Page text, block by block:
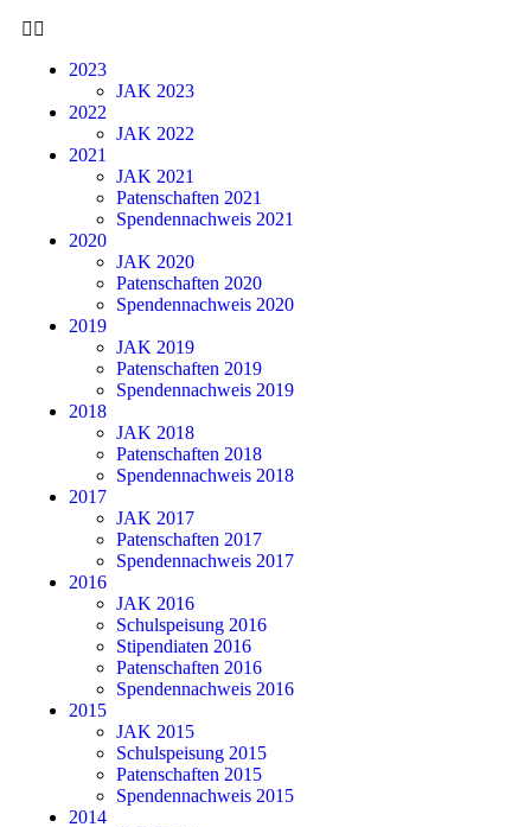
2023
JAK 2023
2022
JAK 2022
2021
JAK 2021
Patenschaften 2021
Spendennachweis 2021
2020
JAK 2020
Patenschaften 2020
Spendennachweis 2020
2019
JAK 2019
Patenschaften 2019
Spendennachweis 2019
2018
JAK 2018
Patenschaften 2018
Spendennachweis 2018
2017
JAK 2017
Patenschaften 2017
Spendennachweis 2017
2016
JAK 2016
Schulspeisung 2016
Stipendiaten 2016
Patenschaften 2016
Spendennachweis 2016
2015
JAK 2015
Schulspeisung 2015
Patenschaften 2015
Spendennachweis 2015
2014